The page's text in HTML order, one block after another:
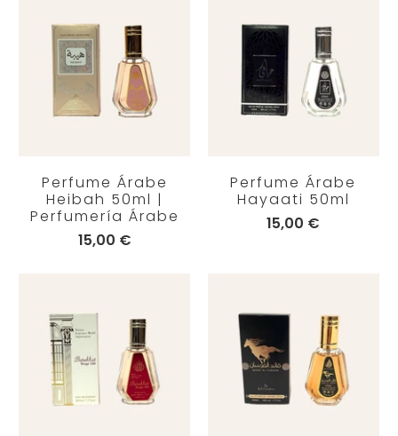
Perfume Árabe
Heibah 50ml |
Perfumería Árabe
15,00 €
Perfume Árabe
Hayaati 50ml
15,00 €